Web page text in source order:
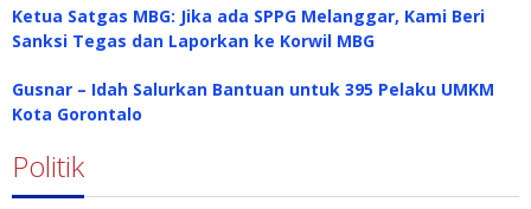
Ketua Satgas MBG: Jika ada SPPG Melanggar, Kami Beri
Sanksi Tegas dan Laporkan ke Korwil MBG
Gusnar – Idah Salurkan Bantuan untuk 395 Pelaku UMKM
Kota Gorontalo
Politik